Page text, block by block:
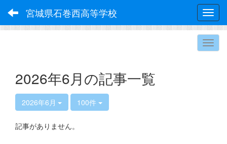
宮城県石巻西高等学校
2026年6月の記事一覧
2026年6月 100件
記事がありません。